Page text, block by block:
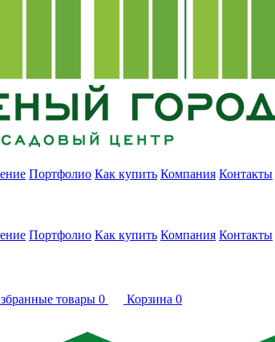
Портфолио Как купить Компания Контакты
Портфолио Как купить Компания Контакты
товары 0 Корзина 0